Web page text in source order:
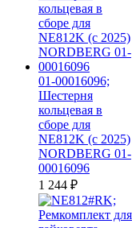
01-00016096;
Шестерня
кольцевая в
сборе для
NE812K (c 2025)
NORDBERG 01-
00016096
1 244 ₽